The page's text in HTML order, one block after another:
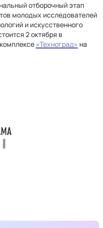
отборочный этап
молодых исследователей
и искусственного
2 октября в
«Техноград» на